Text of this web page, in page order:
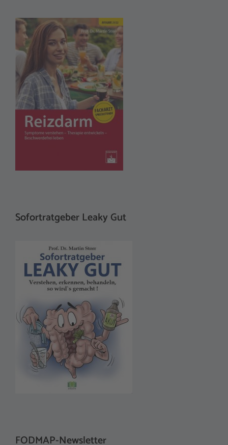
Sofortratgeber Leaky Gut
FODMAP-Newsletter